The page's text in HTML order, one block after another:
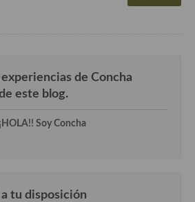
de Concha
este blog.
¡HOLA!! Soy Concha
tu disposición